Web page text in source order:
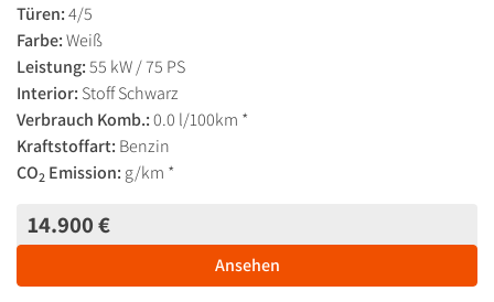
Türen:4/5
Farbe:Weiß
Leistung:55 kW / 75 PS
Interior: Stoff Schwarz
Verbrauch Komb.:0.0 l/100km *
Kraftstoffart: Benzin
CO2 Emission: g/km *
14.900 €
Ansehen